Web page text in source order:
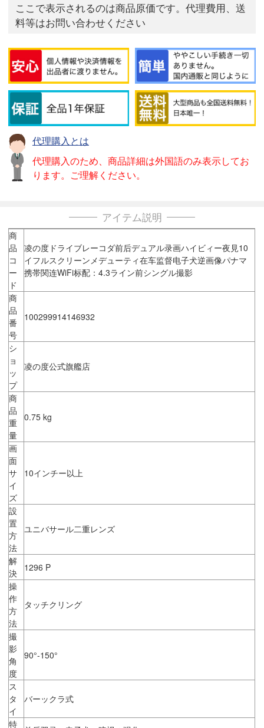
ここで表示されるのは商品原価です。代理費用、送
料等はお問い合わせください
代理購入とは
代理購入のため、商品詳細は外国語のみ表示してお
ります。ご理解ください。
アイテム説明
商
品
コ
ー
ド
凌の度ドライブレーコダ前后デュアル录画ハイビィー夜見10
イフルスクリーンメデューティ在车监督电子犬逆画像パナマ
携帯関连WiFi标配：4.3ライン前シングル撮影
商
品
番
号
100299914146932
シ
ョ
ッ
プ
凌の度公式旗艦店
商
品
重
量
0.75 kg
画
面
サ
イ
ズ
10インチー以上
設
置
方
法
ユニバサール二重レンズ
解
決
1296 P
操
作
方
法
タッチクリング
撮
影
角
度
90°-150°
ス
タ
イ
バーックラ式
特